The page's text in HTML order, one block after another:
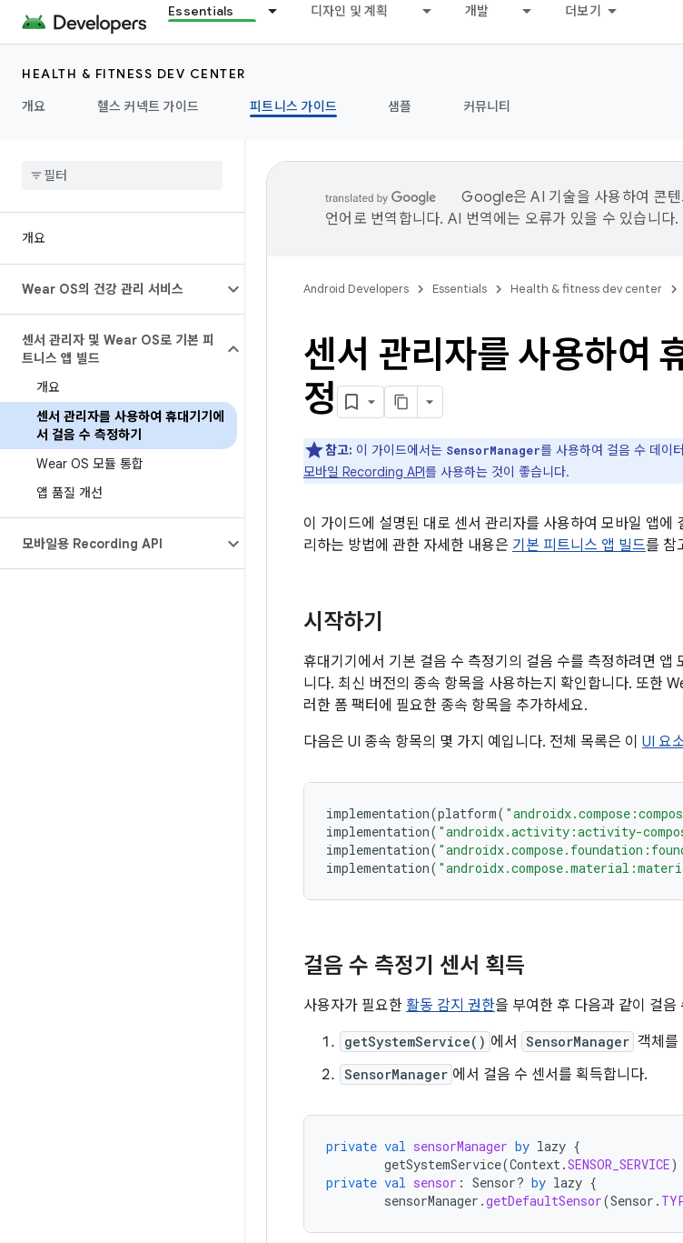
Essentials 디자인 및 계획 개발 더보기
HEALTH & FITNESS DEV CENTER
개요
헬스 커넥트 가이드 피트니스 가이드 샘플 커뮤니티
개요
Wear OS의 건강 관리 서비스
센서 관리자 및 Wear OS로 기본 피
트니스 앱 빌드
개요
센서 관리자를 사용하여 휴대기기에
서 걸음 수 측정하기
Wear OS 모듈 통합
앱 품질 개선
모바일용 Recording API
Google은 AI 기술을 사용하여 콘
언어로 번역합니다. AI 번역에는 오류가 있을 수 있습니다.
Android Developers Essentials Health & fitness dev center
센서 관리자를 사용하여
정
참고: 이 가이드에서는 SensorManager를 사용하여 걸음 수 데이
모바일 Recording API를 사용하는 것이 좋습니다.
이 가이드에 설명된 대로 센서 관리자를 사용하여 모바일 앱
리하는 방법에 관한 자세한 내용은 기본 피트니스 앱 빌드를 참
시작하기
휴대기기에서 기본 걸음 수 측정기의 걸음 수를 측정하려면 앱
니다. 최신 버전의 종속 항목을 사용하는지 확인합니다. 또한
러한 폼 팩터에 필요한 종속 항목을 추가하세요.
다음은 UI 종속 항목의 몇 가지 예입니다. 전체 목록은 이 UI 요
implementation(platform(
implementation( "androidx.activity:activity-
implementation(
implementation(
걸음 수 측정기 센서 획득
사용자가 필요한 활동 감지 권한을 부여한 후 다음과 같이 걸
getSystemService() 에서 SensorManager 객체를
SensorManager 에서 걸음 수 센서를 획득합니다.
private val sensorManager by lazy {
getSystemService(Context.SENSOR_SERVICE)
private val sensor : Sensor? by lazy {
sensorManager .getDefaultSensor(Sensor .